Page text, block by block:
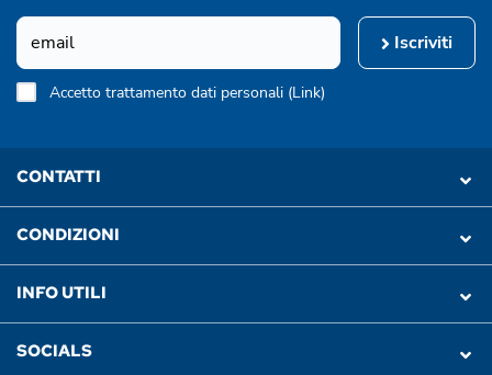
Iscriviti
Accetto trattamento dati personali (Link)
CONTATTI
CONDIZIONI
INFO UTILI
SOCIALS